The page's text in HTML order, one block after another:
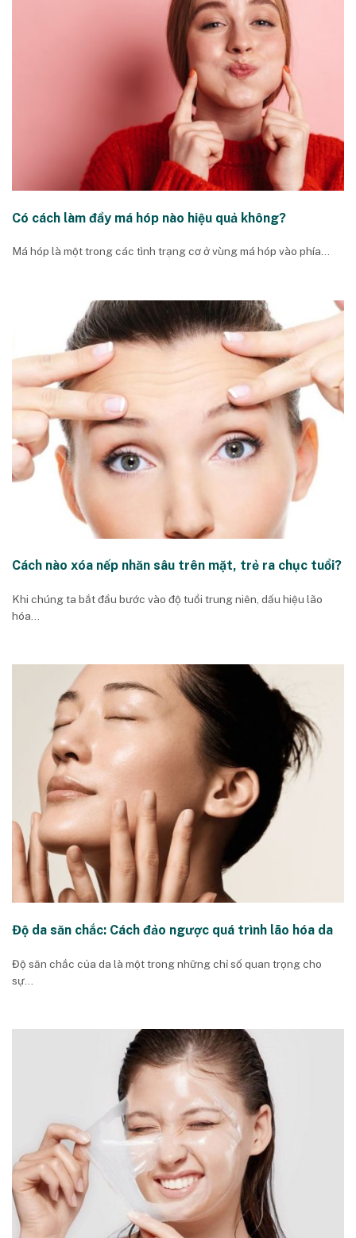
Có cách làm đầy má hóp nào hiệu quả không?
Má hóp là một trong các tình trạng cơ ở vùng má hóp vào phía...
Cách nào xóa nếp nhăn sâu trên mặt, trẻ ra chục tuổi?
Khi chúng ta bắt đầu bước vào độ tuổi trung niên, dấu hiệu lão
hóa...
Độ da săn chắc: Cách đảo ngược quá trình lão hóa da
Độ săn chắc của da là một trong những chỉ số quan trọng cho
sự...